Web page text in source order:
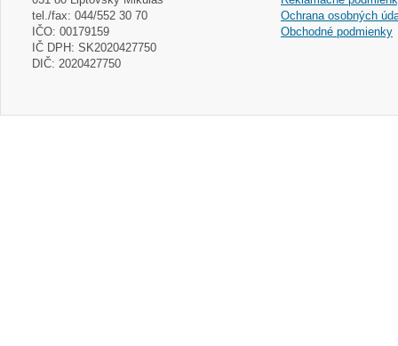
tel./fax: 044/552 30 70
IČO: 00179159
IČ DPH: SK2020427750
DIČ: 2020427750
Ochrana osobných
Obchodné podmienky